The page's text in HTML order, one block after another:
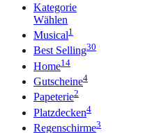
Kategorie
Wählen
Musical1
Best Selling30
Home14
Gutscheine4
Papeterie2
Platzdecken4
Regenschirme3